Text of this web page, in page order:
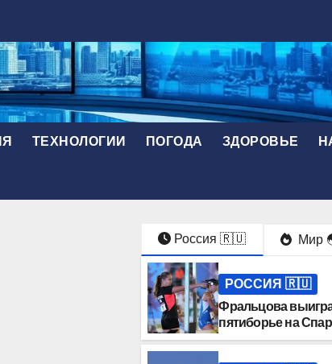
ТЕХНОЛОГИИ ПОГОДА ЗДОРОВЬЕ
Россия 🇷🇺 Мир
РОССИЯ 🇷🇺
Фральцова
пятиборье на
России